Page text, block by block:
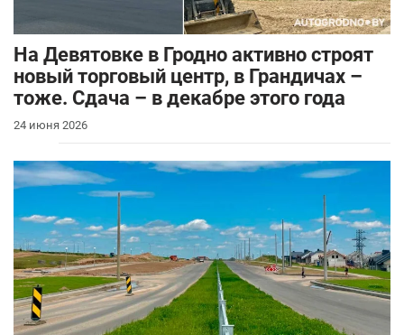
На Девятовке в Гродно активно строят
новый торговый центр, в Грандичах –
тоже. Сдача – в декабре этого года
24 июня 2026